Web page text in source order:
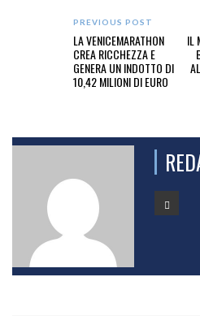
PREVIOUS POST
LA VENICEMARATHON
CREA RICCHEZZA E
GENERA UN INDOTTO DI
10,42 MILIONI DI EURO
IL